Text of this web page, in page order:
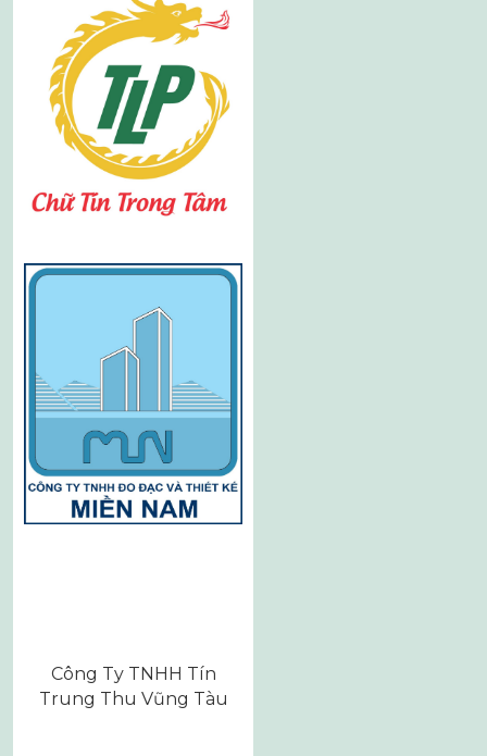
Công Ty TNHH Tín
Trung Thu Vũng Tàu